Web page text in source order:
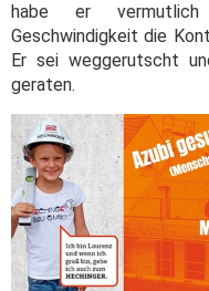
habe er vermutlich
Geschwindigkeit die
Er sei weggerutscht
geraten.